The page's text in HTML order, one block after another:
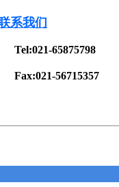
系我们
Tel:021-65875798
Fax:021-56715357